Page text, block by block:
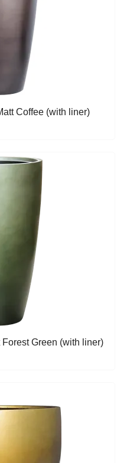
Coffee (with liner)
Green (with liner)